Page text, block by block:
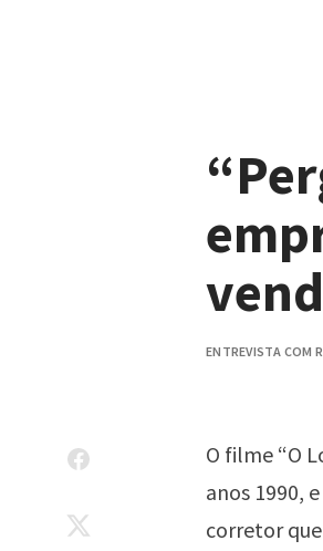
ENTREVISTA COM
O filme “O
anos 1990,
corretor